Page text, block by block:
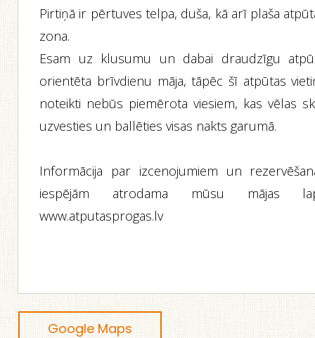
Pirtiņā ir pērtuves telpa, duša, kā arī plaša
zona.
Esam uz klusumu un dabai draudzīgu
orientēta brīvdienu māja, tāpēc šī atpūtas
noteikti nebūs piemērota viesiem, kas vēlas
uzvesties un ballēties visas nakts garumā.
Informācija par izcenojumiem un
iespējām atrodama mūsu mājas
www.atputasprogas.lv
Google Maps